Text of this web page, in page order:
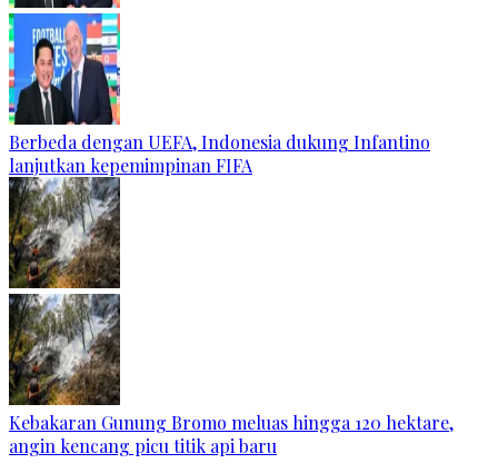
Berbeda dengan UEFA, Indonesia dukung Infantino
lanjutkan kepemimpinan FIFA
Kebakaran Gunung Bromo meluas hingga 120 hektare,
angin kencang picu titik api baru